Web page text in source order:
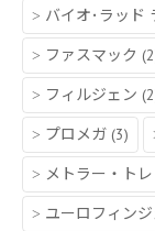
バイオ･ラッド
ファスマック
フィルジェン
プロメガ (3)
メトラー・トレ
ユーロフィン